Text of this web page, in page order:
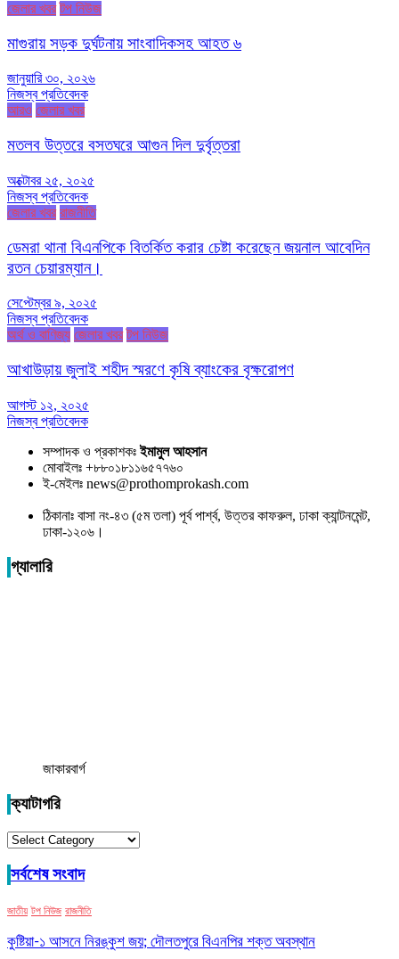
জেলার খবর টপ নিউজ
মাগুরায় সড়ক দুর্ঘটনায় সাংবাদিকসহ আহত ৬
জানুয়ারি ৩০, ২০২৬
নিজস্ব প্রতিবেদক
আরও জেলার খবর
মতলব উত্তরে বসতঘরে আগুন দিল দুর্বৃত্তরা
অক্টোবর ২৫, ২০২৫
নিজস্ব প্রতিবেদক
জেলার খবর রাজনীতি
ডেমরা থানা বিএনপিকে বিতর্কিত করার চেষ্টা করেছেন জয়নাল আবেদিন
রতন চেয়ারম্যান।
সেপ্টেম্বর ৯, ২০২৫
নিজস্ব প্রতিবেদক
অর্থ ও বাণিজ্য জেলার খবর টপ নিউজ
আখাউড়ায় জুলাই শহীদ স্মরণে কৃষি ব্যাংকের বৃক্ষরোপণ
আগস্ট ১২, ২০২৫
নিজস্ব প্রতিবেদক
সম্পাদক ও প্রকাশকঃইমামুল আহসান
মোবাইলঃ +৮৮০১৮১১৬৫৭৭৬০
ই-মেইলঃ news@prothomprokash.com
ঠিকানাঃ বাসা নং-৪৩ (৫ম তলা) পূর্ব পার্শ্ব, উত্তর কাফরুল, ঢাকা ক্যান্টনমেন্ট,
ঢাকা-১২০৬।
গ্যালারি
জাকারবার্গ
ক্যাটাগরি
ক্যাটাগরি
সর্বশেষ সংবাদ
জাতীয় টপ নিউজ রাজনীতি
কুষ্টিয়া-১ আসনে নিরঙ্কুশ জয়; দৌলতপুরে বিএনপির শক্ত অবস্থান